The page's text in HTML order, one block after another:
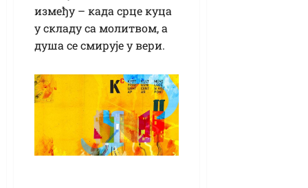
између – када срце куца
у складу са молитвом, а
душа се смирује у вери.